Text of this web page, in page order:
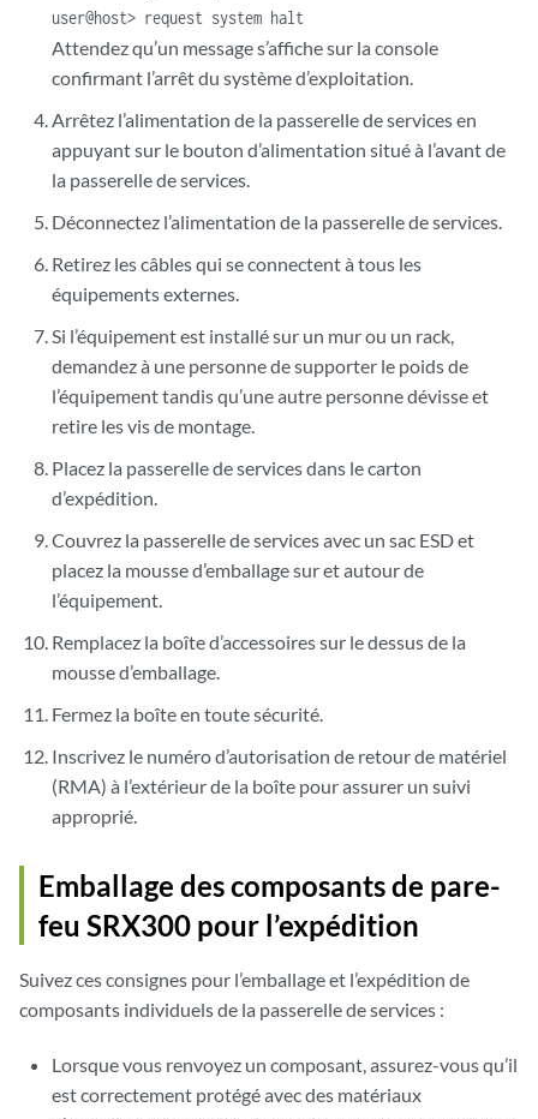
user@host> request system halt
Attendez qu’un message s’affiche sur la console
confirmant l’arrêt du système d’exploitation.
Arrêtez l’alimentation de la passerelle de services en
appuyant sur le bouton d’alimentation situé à l’avant de
la passerelle de services.
Déconnectez l’alimentation de la passerelle de services.
Retirez les câbles qui se connectent à tous les
équipements externes.
Si l’équipement est installé sur un mur ou un rack,
demandez à une personne de supporter le poids de
l’équipement tandis qu’une autre personne dévisse et
retire les vis de montage.
Placez la passerelle de services dans le carton
d’expédition.
Couvrez la passerelle de services avec un sac ESD et
placez la mousse d’emballage sur et autour de
l’équipement.
Remplacez la boîte d’accessoires sur le dessus de la
mousse d’emballage.
Fermez la boîte en toute sécurité.
Inscrivez le numéro d’autorisation de retour de matériel
(RMA) à l’extérieur de la boîte pour assurer un suivi
approprié.
Emballage des composants de pare-
feu SRX300 pour l’expédition
Suivez ces consignes pour l’emballage et l’expédition de
composants individuels de la passerelle de services :
Lorsque vous renvoyez un composant, assurez-vous qu’il
est correctement protégé avec des matériaux